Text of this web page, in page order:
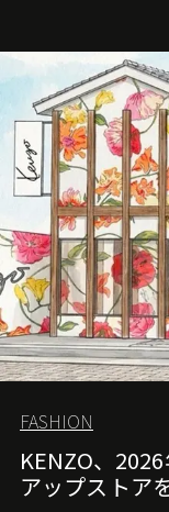
FASHION
KENZO、
アップストア